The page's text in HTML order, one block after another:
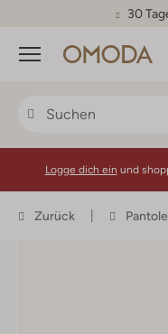
30
Menü
Logge dich ein und
Zurück